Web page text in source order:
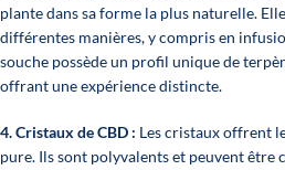
plante dans sa forme la plus naturelle.
différentes manières, y compris en
souche possède un profil unique de
offrant une expérience distincte.
4. Cristaux de CBD : Les cristaux offrent
pure. Ils sont polyvalents et peuvent être